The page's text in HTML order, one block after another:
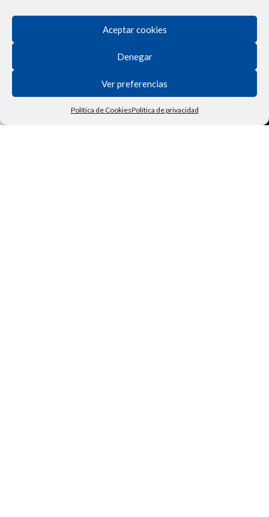
Aceptar cookies
Denegar
Ver preferencias
Política de CookiesPolítica de privacidad
NUESTRA EMPRESA
Términos y Condiciones
CarritoMi cuentaVehículo